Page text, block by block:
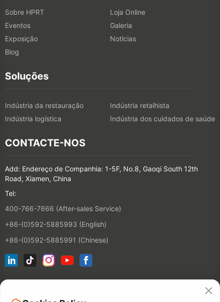
Sobre HPRT
Loja Online
Eventos
Galeria
Exposição
Notícias
Blog
Soluções
Indústria da restauração
Indústria retalhista
Indústria logística
Indústria dos cuidados de saúde
CONTACTE-NOS
Add: Endereço de Companhia: 1-5F, No.8, Gaoqi South 12th
Road, Xiamen, China
Tel:
400-766-7666 (After-sales Service)
+86-(0)592-5885993 (English)
+86-(0)592-5885991 (Chinese)